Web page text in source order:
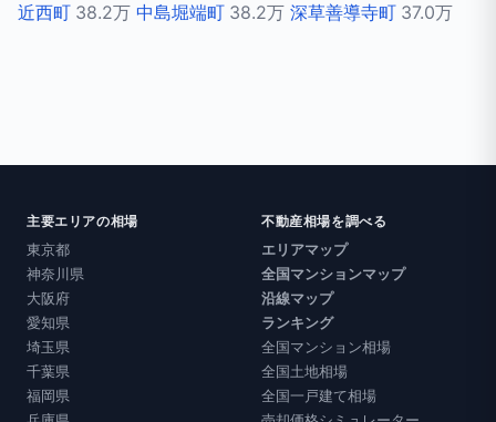
近西町 38.2万 中島堀端町 38.2万 深草善導寺町 37.0万
主要エリアの相場
東京都
神奈川県
大阪府
愛知県
埼玉県
千葉県
福岡県
不動産相場を調べる
エリアマップ
全国マンションマップ
沿線マップ
ランキング
全国マンション相場
全国土地相場
全国一戸建て相場